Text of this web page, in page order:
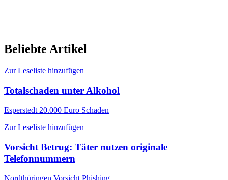
Beliebte Artikel
Zur Leseliste hinzufügen
Totalschaden unter Alkohol
Esperstedt 20.000 Euro Schaden
Zur Leseliste hinzufügen
Vorsicht Betrug: Täter nutzen originale
Telefonnummern
Nordthüringen Vorsicht Phishing